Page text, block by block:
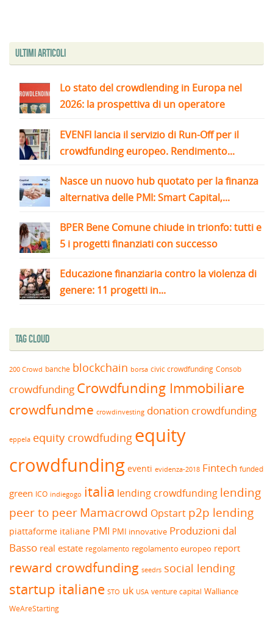
Ultimi articoli
Lo stato del crowdlending in Europa nel
2026: la prospettiva di un operatore
EVENFI lancia il servizio di Run-Off per il
crowdfunding europeo. Rendimento...
Nasce un nuovo hub quotato per la finanza
alternativa delle PMI: Smart Capital,...
BPER Bene Comune chiude in trionfo: tutti e
5 i progetti finanziati con successo
Educazione finanziaria contro la violenza di
genere: 11 progetti in...
Tag Cloud
200 Crowd banche blockchain borsa civic crowdfunding Consob
crowdfunding Crowdfunding Immobiliare
crowdfundme crowdinvesting donation crowdfunding
eppela equity crowdfuding equity
crowdfunding eventi evidenza-2018 Fintech funded
green ICO indiegogo italia lending crowdfunding lending
peer to peerMamacrowd Opstart p2p lending
piattaforme italiane PMI PMI innovative Produzioni dal
Basso real estate regolamento regolamento europeo report
reward crowdfunding seedrs social lending
startup italiane STO uk USA venture capital Walliance
WeAreStarting